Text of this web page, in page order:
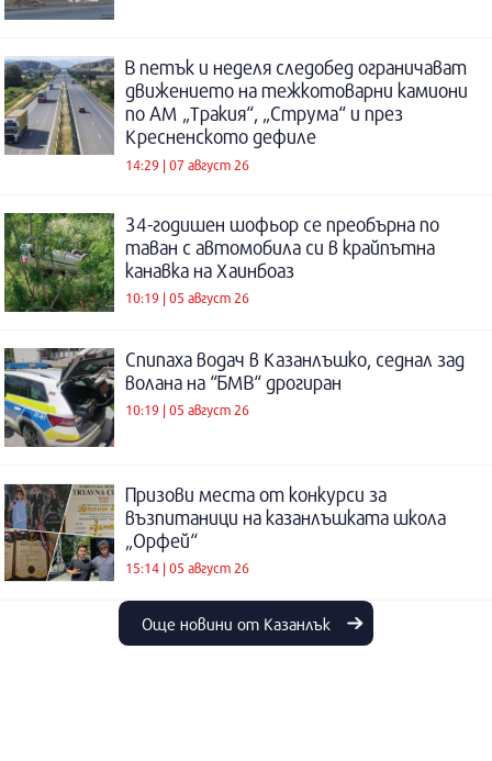
В петък и неделя следобед ограничават
движението на тежкотоварни камиони
по АМ „Тракия“, „Струма“ и през
Кресненското дефиле
14:29 | 07 август 26
34-годишен шофьор се преобърна по
таван с автомобила си в крайпътна
канавка на Хаинбоаз
10:19 | 05 август 26
Спипаха водач в Казанлъшко, седнал зад
волана на “БМВ“ дрогиран
10:19 | 05 август 26
Призови места от конкурси за
възпитаници на казанлъшката школа
„Орфей“
15:14 | 05 август 26
Още новини от Казанлък